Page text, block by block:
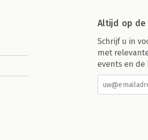
Altijd op
Schrijf u in
met
events en de